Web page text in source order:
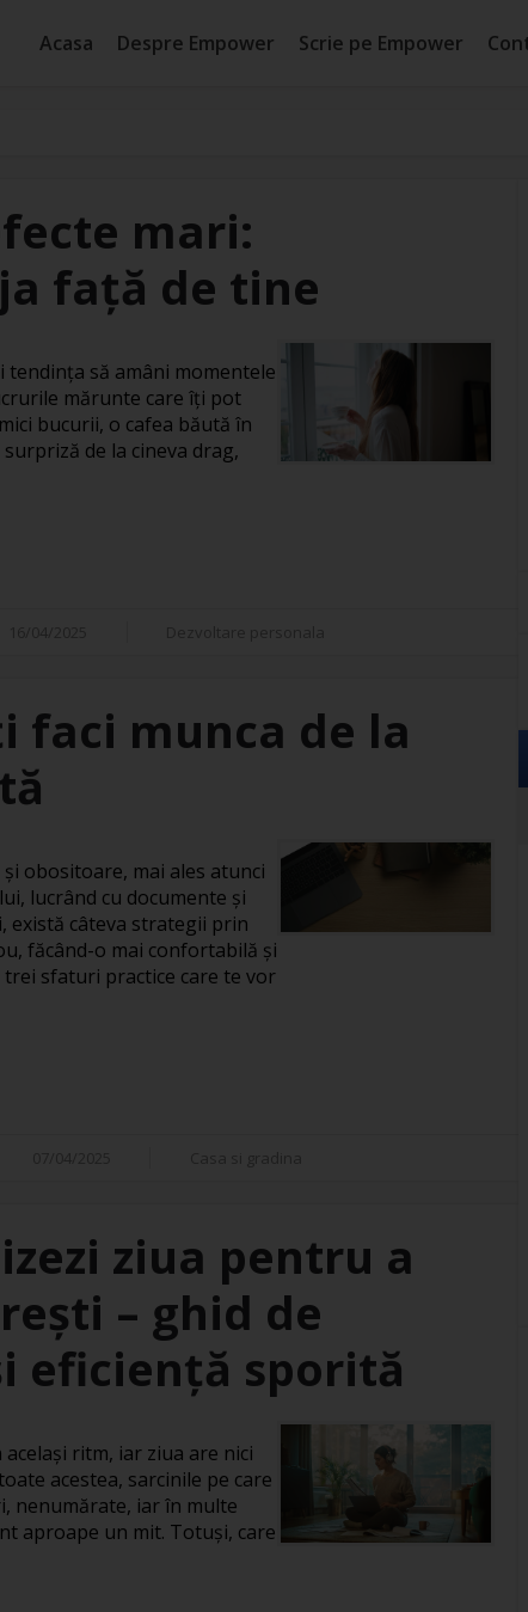
Acasa Despre Empower Scrie pe Empower
mari:
față de tine
să amâni momentele
mărunte care îți pot
bucurii, o cafea băută în
de la cineva drag,
faci munca de la
obositoare, mai ales atunci
lucrând cu documente și
există câteva strategii prin
făcând-o mai confortabilă și
sfaturi practice care te vor
ziua pentru a
– ghid de
eficiență sporită
ritm, iar ziua are nici
acestea, sarcinile pe care
nenumărate, iar în multe
aproape un mit. Totuși, care